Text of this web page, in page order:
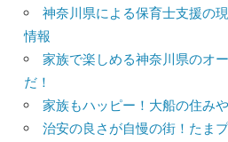
神奈川県による保育士支援の
情報
家族で楽しめる神奈川県のオ
だ！
家族もハッピー！大船の住み
治安の良さが自慢の街！たま